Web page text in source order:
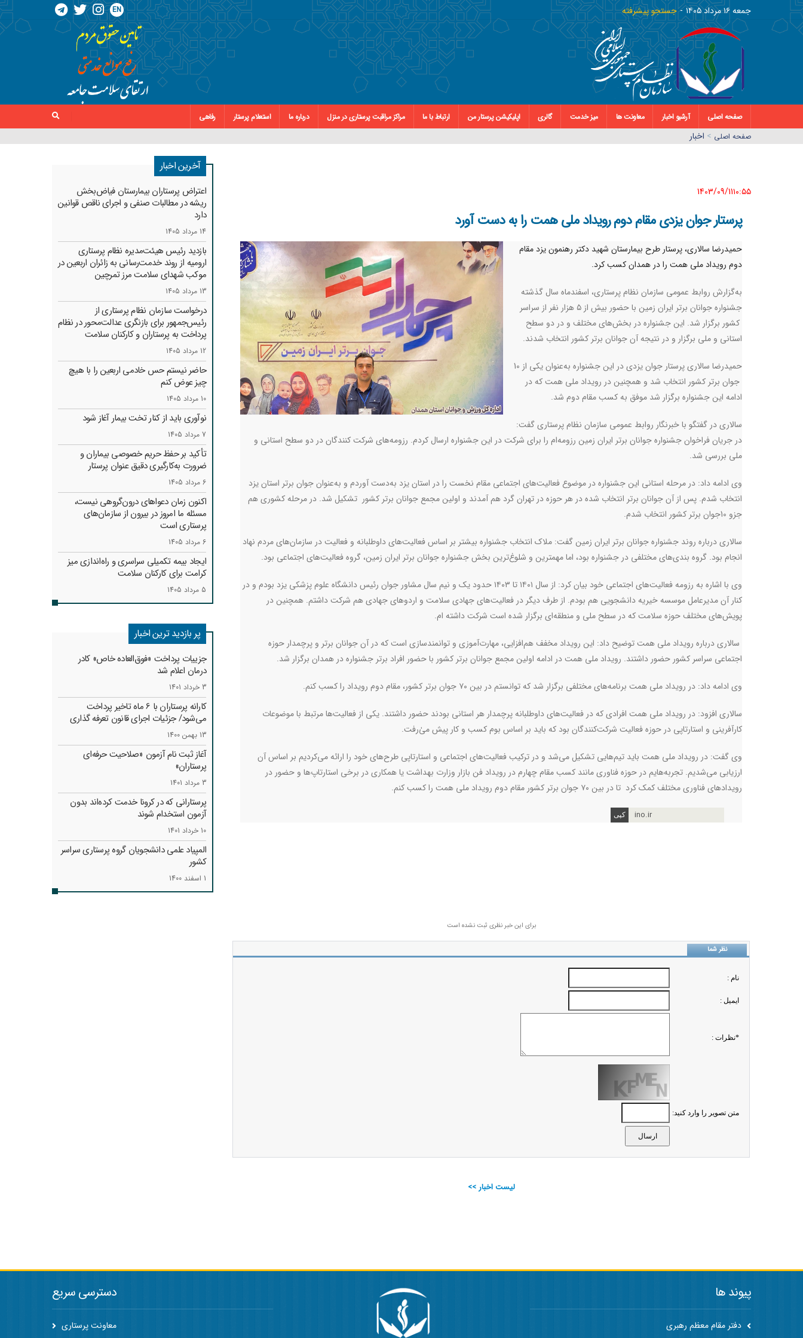
جمعه ١٦ مرداد ١٤٠٥ جستجو پیشرفته EN
صفحه اصلی آرشیو اخبار معاونت ها میز خدمت گالری اپلیکیشن پرستار من ارتباط با ما مراکز مراقبت پرستاری در منزل درباره ما استعلام پرستار
رفاهی
صفحه اصلي > اخبار
1403/09/11١٠:٥٥
پرستار جوان یزدی مقام دوم رویداد ملی همت را به دست آورد
حمیدرضا سالاری، پرستار طرح بیمارستان شهید دکتر رهنمون یزد مقام
دوم رویداد ملی همت را در همدان کسب کرد.
به‌گزارش روابط عمومی سازمان نظام پرستاری، اسفندماه سال گذشته
جشنواره جوانان برتر ایران زمین با حضور بیش از ۵ هزار نفر از سراسر
کشور برگزار شد. این جشنواره در بخش‌های مختلف و در دو سطح
استانی و ملی برگزار و در نتیجه آن جوانان برتر کشور انتخاب شدند.
حمیدرضا سالاری پرستار جوان یزدی در این جشنواره به‌عنوان یکی از 10
جوان برتر کشور انتخاب شد و همچنین در رویداد ملی همت که در
ادامه این جشنواره برگزار شد موفق به کسب مقام دوم شد.
سالاری در گفتگو با خبرنگار روابط عمومی سازمان نظام پرستاری گفت:
در جریان فراخوان جشنواره جوانان برتر ایران زمین رزومه‌ام را برای شرکت در این جشنواره ارسال کردم. رزومه‌های شرکت کنندگان در دو سطح استانی و
ملی بررسی شد.
وی ادامه داد: در مرحله استانی این جشنواره در موضوع فعالیت‌های اجتماعی مقام نخست را در استان یزد به‌دست آوردم و به‌عنوان جوان برتر استان یزد
انتخاب شدم. پس از آن جوانان برتر انتخاب شده در هر حوزه در تهران گرد هم آمدند و اولین مجمع جوانان برتر کشور تشکیل شد. در مرحله کشوری هم
جزو 10جوان برتر کشور انتخاب شدم.
سالاری درباره روند جشنواره جوانان برتر ایران زمین گفت: ملاک انتخاب جشنواره بیشتر بر اساس فعالیت‌های داوطلبانه و فعالیت‌ در سازمان‌های مردم نهاد
انجام بود. گروه‌ بندی‌های مختلفی در جشنواره بود، اما مهمترین و شلوغ‌ترین بخش جشنواره جوانان برتر ایران زمین، گروه فعالیت‌های اجتماعی بود.
وی با اشاره به رزومه فعالیت‌های اجتماعی خود بیان کرد: از سال ۱۴۰۱ تا ۱۴۰۳ حدود یک و نیم سال مشاور جوان رئیس دانشگاه علوم پزشکی یزد بودم و در
کنار آن مدیرعامل موسسه خیریه دانشجویی هم بودم. از طرف دیگر در فعالیت‌های جهادی سلامت و اردوهای جهادی هم شرکت داشتم. همچنین در
پویش‌های مختلف حوزه سلامت که در سطح ملی و منطقه‌ای برگزار شده است شرکت داشته ام.
سالاری درباره رویداد ملی همت توضیح داد: این رویداد مخفف هم‌افزایی، مهارت‌آموزی و توانمندسازی است که در آن جوانان برتر و پرچمدار حوزه
اجتماعی سراسر کشور حضور داشتند. رویداد ملی همت در ادامه اولین مجمع جوانان برتر کشور با حضور افراد برتر جشنواره در همدان برگزار شد.
وی ادامه داد: در رویداد ملی همت برنامه‌های مختلفی برگزار شد که توانستم در بین ۷۰ جوان برتر کشور، مقام دوم رویداد را کسب کنم.
سالاری افزود: در رویداد ملی همت افرادی که در فعالیت‌های داوطلبانه پرچمدار هر استانی بودند حضور داشتند. یکی از فعالیت‌ها مرتبط با موضوعات
کارآفرینی و استارتاپی در حوزه فعالیت شرکت‌کنندگان بود که باید بر اساس بوم کسب و کار پیش می‌ٰرفت.
وی گفت:‌ در رویداد ملی همت باید تیم‌هایی تشکیل می‌شد و در ترکیب فعالیت‌های اجتماعی و استارتاپی طرح‌های خود را ارائه می‌کردیم بر اساس آن
ارزیابی می‌شدیم. تجربه‌هایم در حوزه فناوری مانند کسب مقام چهارم در رویداد فن بازار وزارت بهداشت یا همکاری در برخی استارتاپ‌ها و حضور در
رویدادهای فناوری مختلف کمک کرد تا در بین ۷۰ جوان برتر کشور مقام دوم رویداد ملی همت را کسب کنم.
ino.ir
برای این خبر نظری ثبت نشده است
نظر شما
نام :
ايميل :
*نظرات :
متن تصویر را وارد کنید:
لیست اخبار >>
آخرین اخبار
اعتراض پرستاران بیمارستان فیاض‌بخش
ریشه در مطالبات صنفی و اجرای ناقص قوانین
دارد
14 مرداد 1405
بازدید رئیس هیئت‌مدیره نظام پرستاری
ارومیه از روند خدمت‌رسانی به زائران اربعین در
موکب شهدای سلامت مرز تمرچین
13 مرداد 1405
درخواست سازمان نظام پرستاری از
رئیس‌جمهور برای بازنگری عدالت‌محور در نظام
پرداخت به پرستاران و کارکنان سلامت
12 مرداد 1405
حاضر نیستم حس خادمی اربعین را با هیچ
چیز عوض کنم
10 مرداد 1405
نوآوری باید از کنار تخت بیمار آغاز شود
7 مرداد 1405
تأکید بر حفظ حریم خصوصی بیماران و
ضرورت به‌کارگیری دقیق عنوان پرستار
6 مرداد 1405
اکنون زمان دعواهای درون‌گروهی نیست،
مسئله ما امروز در بیرون از سازمان‌های
پرستاری است
6 مرداد 1405
ایجاد بیمه تکمیلی سراسری و راه‌اندازی میز
کرامت برای کارکنان سلامت
5 مرداد 1405
پر بازدید ترین اخبار
جزییات پرداخت «فوق‌العاده خاص» کادر
درمان اعلام شد
3 خرداد 1401
کارانه‌ پرستاران با 6 ماه تاخیر پرداخت
می‌شود/ جزئیات اجرای قانون تعرفه گذاری
13 بهمن 1400
آغاز ثبت نام آزمون «صلاحیت حرفه‌ای
پرستاران»
3 مرداد 1401
پرستارانی که در کرونا خدمت کرد‌ه‌اند بدون
آزمون استخدام شوند
10 خرداد 1401
المپیاد علمی دانشجویان گروه پرستاری سراسر
کشور
1 اسفند 1400
پیوند ها
دفتر مقام معظم رهبری
دسترسی سریع
معاونت پرستاری